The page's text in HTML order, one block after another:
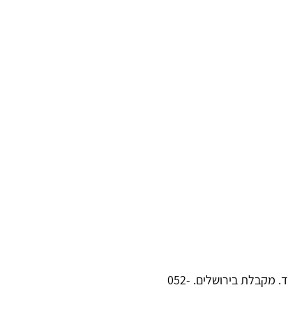
מטפלת במתבגרים ומבוגרים. מטפלת בטראומה, טראומה מינית, משברי חיים, הפרעות חרדה, שאלות זהות ועוד. מקבלת בירושלים. 052-